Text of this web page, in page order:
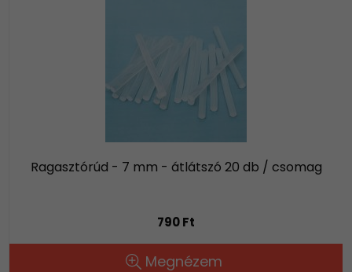
Ragasztórúd - 7 mm - átlátszó 20 db / csomag
790 Ft
Megnézem